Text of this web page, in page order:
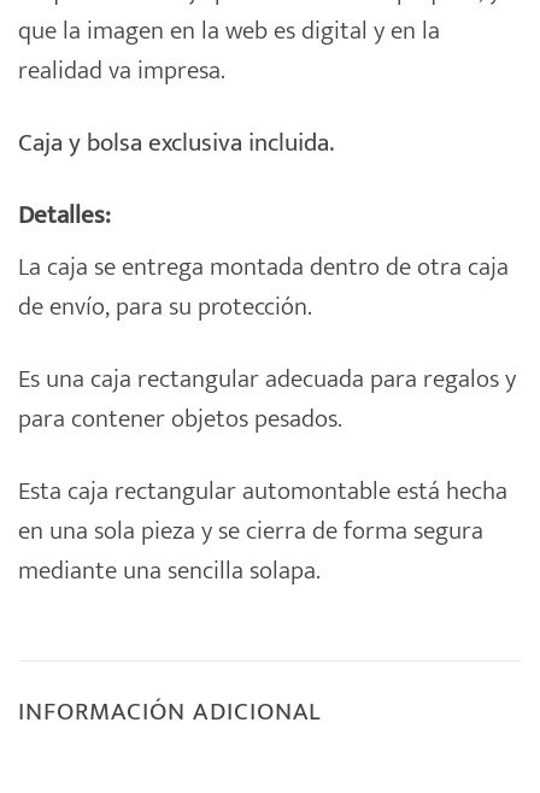
que la imagen en la web es digital y en la
realidad va impresa.
Caja y bolsa exclusiva incluida.
Detalles:
La caja se entrega montada dentro de otra caja
de envío, para su protección.
Es una caja rectangular adecuada para regalos y
para contener objetos pesados.
Esta caja rectangular automontable está hecha
en una sola pieza y se cierra de forma segura
mediante una sencilla solapa.
INFORMACIÓN ADICIONAL